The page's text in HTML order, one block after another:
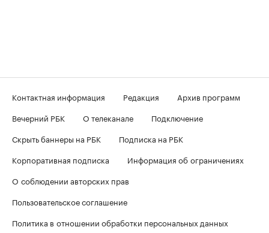
Контактная информация Редакция
Архив программ
Вечерний РБК
О телеканале
Подключение
Скрыть баннеры на РБК
Подписка на РБК
Корпоративная подписка
Информация об ограничениях
О соблюдении авторских прав
Пользовательское соглашение
Политика в отношении обработки персональных данных